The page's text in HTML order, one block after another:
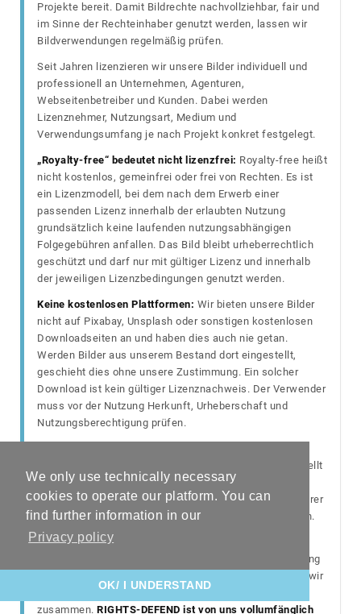
We only use technically necessary
cookies to operate our platform. You can
find further information in our
Privacy policy
OK/ I UNDERSTAND
Projekte bereit. Damit Bildrechte nachvollziehbar, fair und
im Sinne der Rechteinhaber genutzt werden, lassen wir
Bildverwendungen regelmäßig prüfen.
Seit Jahren lizenzieren wir unsere Bilder individuell und
professionell an Unternehmen, Agenturen,
Webseitenbetreiber und Kunden. Dabei werden
Lizenznehmer, Nutzungsart, Medium und
Verwendungsumfang je nach Projekt konkret festgelegt.
„Royalty-free“ bedeutet nicht lizenzfrei: Royalty-free heißt
nicht kostenlos, gemeinfrei oder frei von Rechten. Es ist
ein Lizenzmodell, bei dem nach dem Erwerb einer
passenden Lizenz innerhalb der erlaubten Nutzung
grundsätzlich keine laufenden nutzungsabhängigen
Folgegebühren anfallen. Das Bild bleibt urheberrechtlich
geschützt und darf nur mit gültiger Lizenz und innerhalb
der jeweiligen Lizenzbedingungen genutzt werden.
Keine kostenlosen Plattformen: Wir bieten unsere Bilder
nicht auf Pixabay, Unsplash oder sonstigen kostenlosen
Downloadseiten an und haben dies auch nie getan.
Werden Bilder aus unserem Bestand dort eingestellt,
geschieht dies ohne unsere Zustimmung. Ein solcher
Download ist kein gültiger Lizenznachweis. Der Verwender
muss vor der Nutzung Herkunft, Urheberschaft und
Nutzungsberechtigung prüfen.
stellt
klar, dass sich Nutzer fremder urheberrechtlich
geschützter Inhalte über den Schutz und den Umfang ihrer
Nutzungsberechtigung Gewissheit verschaffen müssen.
Es besteht eine Prüfungs- und Erkundigungspflicht.
Für die Prüfung von Bildverwendungen, die Rechteklärung
und die Durchsetzung berechtigter Ansprüche arbeiten wir
COPY-IDENT / MEDIA-IDENT und
zusammen. RIGHTS-DEFEND ist von uns vollumfänglich